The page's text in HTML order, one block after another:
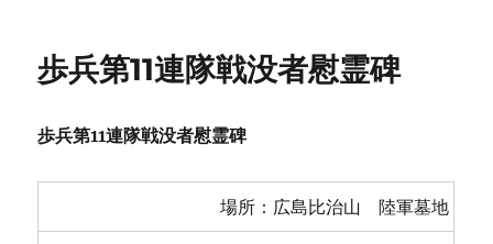
歩兵第11連隊戦没者慰霊碑
歩兵第11連隊戦没者慰霊碑
場所：広島比治山 陸軍墓地